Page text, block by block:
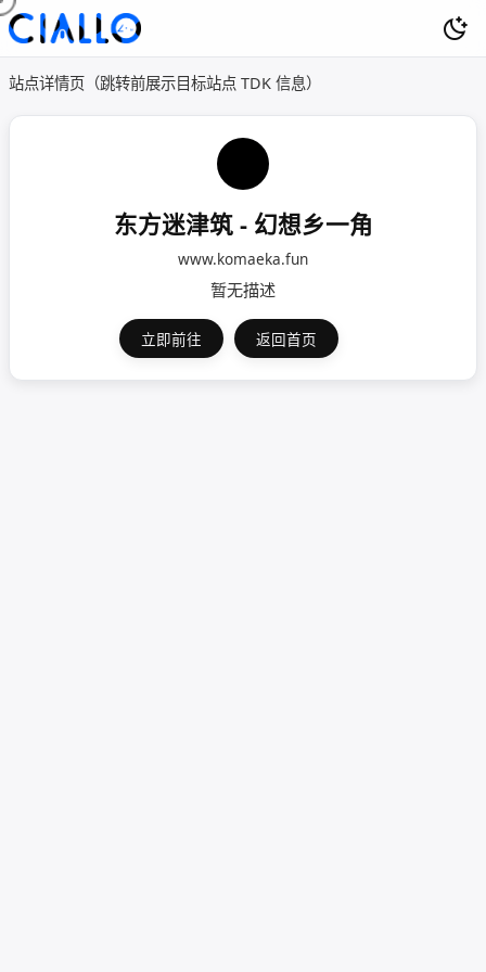
站点详情页（跳转前展示目标站点 TDK 信息）
东方迷津筑 - 幻想乡一角
www.komaeka.fun
暂无描述
立即前往 返回首页